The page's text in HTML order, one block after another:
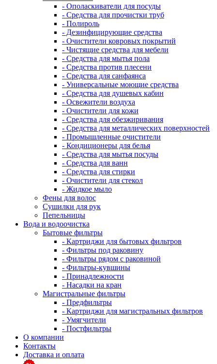
- Ополаскиватели для посуды
- Средства для прочистки труб
- Полироль
- Дезинфицирующие средства
- Очистители ковровых покрытий
- Чистящие средства для мебели
- Средства для мытья пола
- Средства против плесени
- Средства для санфаянса
- Универсальные моющие средства
- Средства для душевых кабин
- Освежители воздуха
- Очистители для кожи
- Средства для обезжиривания
- Средства для металлических поверхностей
- Промышленные очистители
- Кондиционеры для белья
- Средства для мытья посуды
- Средства для ванн
- Средства для стирки
- Очистители для стекол
- Жидкое мыло
Фены для волос
Сушилки для рук
Пепельницы
Вода и водоочистка
Бытовые фильтры
- Картриджи для бытовых фильтров
- Фильтры под раковину
- Фильтры рядом с раковиной
- Фильтры-кувшины
- Принадлежности
- Насадки на кран
Магистральные фильтры
- Предфильтры
- Картриджи для магистральных фильтров
- Умягчители
- Постфильтры
О компании
Контакты
Доставка и оплата